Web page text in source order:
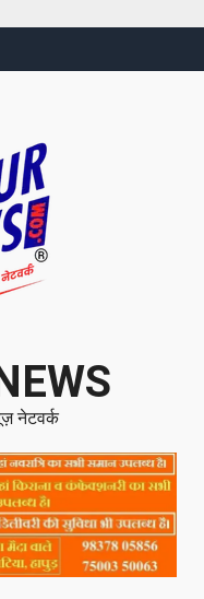
नेटवर्क